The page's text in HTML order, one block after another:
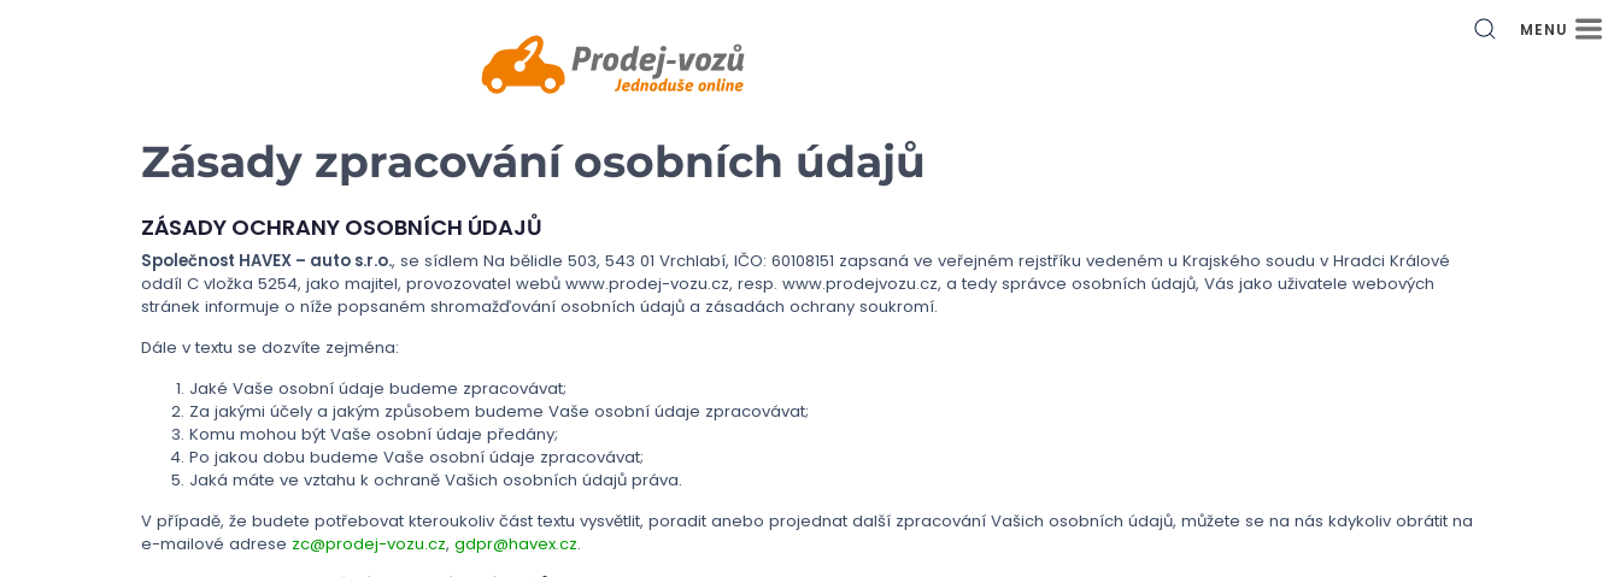
MENU
Zásady zpracování osobních údajů
ZÁSADY OCHRANY OSOBNÍCH ÚDAJŮ
Společnost HAVEX – auto s.r.o., se sídlem Na bělidle 503, 543 01 Vrchlabí, IČO: 60108151 zapsaná ve veřejném rejstříku vedeném u Krajského soudu v Hradci Králové
oddíl C vložka 5254, jako majitel, provozovatel webů www.prodej-vozu.cz, resp. www.prodejvozu.cz, a tedy správce osobních údajů, Vás jako uživatele webových
stránek informuje o níže popsaném shromažďování osobních údajů a zásadách ochrany soukromí.
Dále v textu se dozvíte zejména:
Jaké Vaše osobní údaje budeme zpracovávat;
Za jakými účely a jakým způsobem budeme Vaše osobní údaje zpracovávat;
Komu mohou být Vaše osobní údaje předány;
Po jakou dobu budeme Vaše osobní údaje zpracovávat;
Jaká máte ve vztahu k ochraně Vašich osobních údajů práva.
V případě, že budete potřebovat kteroukoliv část textu vysvětlit, poradit anebo projednat další zpracování Vašich osobních údajů, můžete se na nás kdykoliv obrátit na
e-mailové adrese zc@prodej-vozu.cz, gdpr@havex.cz.